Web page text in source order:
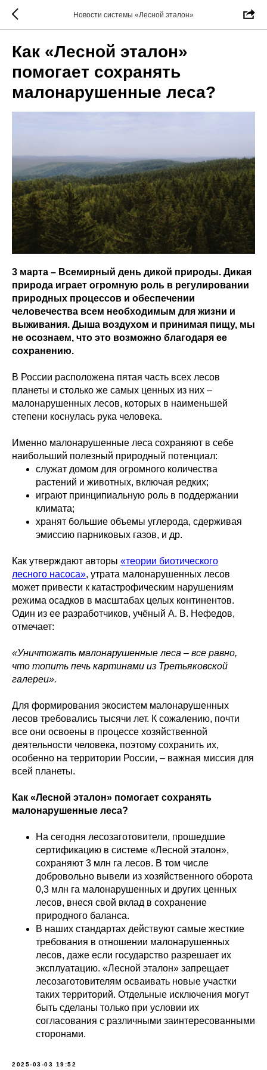
Новости системы «Лесной эталон»
Как «Лесной эталон»
помогает сохранять
малонарушенные леса?
3 марта – Всемирный день дикой природы. Дикая
природа играет огромную роль в регулировании
природных процессов и обеспечении
человечества всем необходимым для жизни и
выживания. Дыша воздухом и принимая пищу, мы
не осознаем, что это возможно благодаря ее
сохранению.
В России расположена пятая часть всех лесов
планеты и столько же самых ценных из них –
малонарушенных лесов, которых в наименьшей
степени коснулась рука человека.
Именно малонарушенные леса сохраняют в себе
наибольший полезный природный потенциал:
служат домом для огромного количества
растений и животных, включая редких;
играют принципиальную роль в поддержании
климата;
хранят большие объемы углерода, сдерживая
эмиссию парниковых газов, и др.
Как утверждают авторы «теории биотического
лесного насоса», утрата малонарушенных лесов
может привести к катастрофическим нарушениям
режима осадков в масштабах целых континентов.
Один из ее разработчиков, учёный А. В. Нефедов,
отмечает:
«Уничтожать малонарушенные леса – все равно,
что топить печь картинами из Третьяковской
галереи».
Для формирования экосистем малонарушенных
лесов требовались тысячи лет. К сожалению, почти
все они освоены в процессе хозяйственной
деятельности человека, поэтому сохранить их,
особенно на территории России, – важная миссия для
всей планеты.
Как «Лесной эталон» помогает сохранять
малонарушенные леса?
На сегодня лесозаготовители, прошедшие
сертификацию в системе «Лесной эталон»,
сохраняют 3 млн га лесов. В том числе
добровольно вывели из хозяйственного оборота
0,3 млн га малонарушенных и других ценных
лесов, внеся свой вклад в сохранение
природного баланса.
В наших стандартах действуют самые жесткие
требования в отношении малонарушенных
лесов, даже если государство разрешает их
эксплуатацию. «Лесной эталон» запрещает
лесозаготовителям осваивать новые участки
таких территорий. Отдельные исключения могут
быть сделаны только при условии их
согласования с различными заинтересованными
сторонами.
2025-03-03 19:52